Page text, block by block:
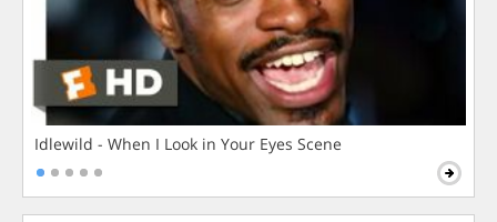
Idlewild - When I Look in Your Eyes Scene